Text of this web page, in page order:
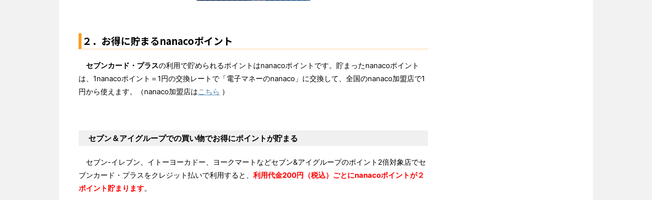
２．お得に貯まるnanacoポイント
セブンカード・プラスの利用で貯められるポイントはnanacoポイントです。貯まったnanacoポイント
は、1nanacoポイント＝1円の交換レートで「電子マネーのnanaco」に交換して、全国のnanaco加盟店で1
円から使えます。（nanaco加盟店はこちら ）
セブン＆アイグループでの買い物でお得にポイントが貯まる
セブン-イレブン、イトーヨーカドー、ヨークマートなどセブン&アイグループのポイント2倍対象店でセ
ブンカード・プラスをクレジット払いで利用すると、 利用代金200円（税込）ごとにnanacoポイントが２
ポイント貯まります。